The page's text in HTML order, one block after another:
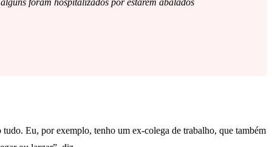
foram hospitalizados por estarem abalados
Eu, por exemplo, tenho um ex-colega de trabalho, que também